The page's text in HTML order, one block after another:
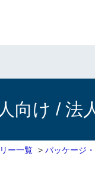
向け / 法
ー一覧 > パッケージ